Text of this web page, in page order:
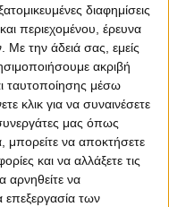
διαφημίσεις
περιεχομένου, έρευνα
Με την άδειά σας, εμείς
ακριβή
ταυτοποίησης μέσω
κλικ για να συναινέσετε
μας όπως
μπορείτε να αποκτήσετε
και να αλλάξετε τις
αρνηθείτε να
επεξεργασία των
&Fotis Alexandrou